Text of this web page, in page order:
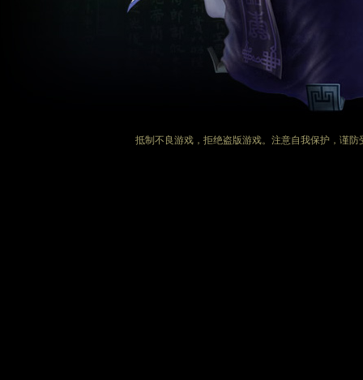
抵制不良游戏，拒绝盗版游戏。注意自我保护，谨